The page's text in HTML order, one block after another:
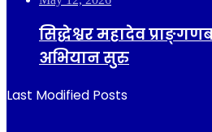
सिद्धेश्वर महादेव
अभियान सुरु
Last Modified Posts